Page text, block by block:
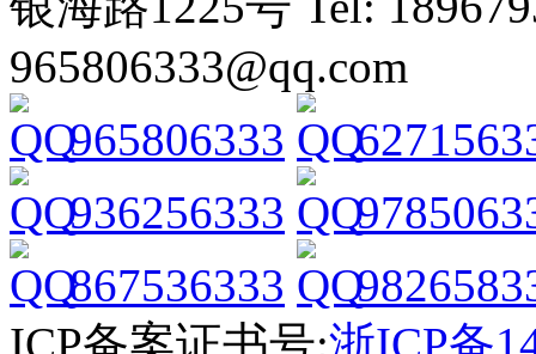
965806333@qq.com
965806333
936256333
867536333
ICP备案证书号:浙ICP备